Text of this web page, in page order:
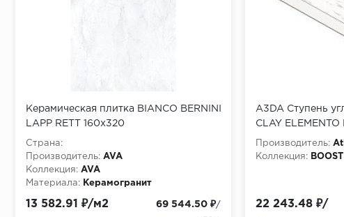
Керамическая плитка BIANCO BERNINI
LAPP RETT 160x320
Страна:
Производитель: AVA
Коллекция: AVA
Материала:
Керамогранит
13 582.91 ₽/м2 69 544.50 ₽/
A3DA Ступень
CLAY
Производитель:
Коллекция:
22 243.48 ₽/